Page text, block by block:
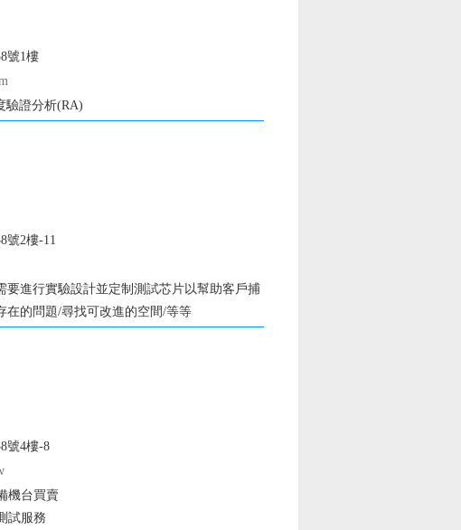
號1樓
驗證分析(RA)
號2樓-11
要進行實驗設計並定制測試芯片以幫助客戶捕
在的問題/尋找可改進的空間/等等
號4樓-8
機台買賣
試服務